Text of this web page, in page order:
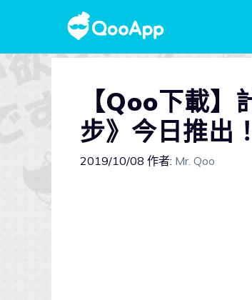
【Qoo下載
步》今日推出
2019/10/08 作者: Mr. Qoo